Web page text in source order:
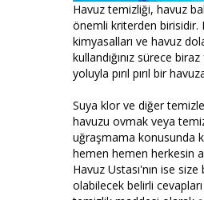
Havuz temizliği, havuz
önemli kriterden birisidir.
kimyasalları ve havuz
kullandığınız sürece
yoluyla pırıl pırıl bir
Suya klor ve diğer
havuzu ovmak veya
uğraşmama konusunda
hemen hemen herkesin
Havuz Ustası'nın ise size
olabilecek belirli